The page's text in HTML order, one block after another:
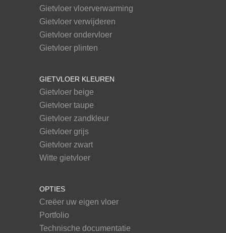
Gietvloer vloerverwarming
Gietvloer verwijderen
Gietvloer ondervloer
Gietvloer plinten
GIETVLOER KLEUREN
Gietvloer beige
Gietvloer taupe
Gietvloer zandkleur
Gietvloer grijs
Gietvloer zwart
Witte gietvloer
OPTIES
Creëer uw eigen vloer
Portfolio
Technische documentatie